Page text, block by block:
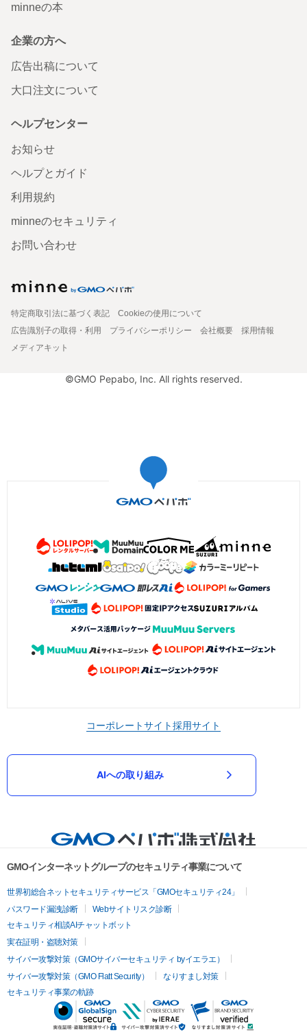
minneの本
企業の方へ
広告出稿について
大口注文について
ヘルプセンター
お知らせ
ヘルプとガイド
利用規約
minneのセキュリティ
お問い合わせ
特定商取引法に基づく表記
Cookieの使用について
広告識別子の取得・利用
プライバシーポリシー 会社概要
採用情報
メディアキット
©GMO Pepabo, Inc. All rights reserved.
コーポレートサイト採用サイト
AIへの取り組み
GMOインターネットグループのセキュリティ事業について
世界初総合ネットセキュリティサービス「GMOセキュリティ24」
パスワード漏洩診断
Webサイトリスク診断
セキュリティ相談AIチャットボット
実在証明・盗聴対策
サイバー攻撃対策（GMOサイバーセキュリティ byイエラエ）
サイバー攻撃対策（GMO Flatt Security）
なりすまし対策
セキュリティ事業の軌跡